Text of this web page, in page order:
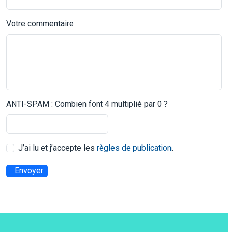
Votre commentaire
ANTI-SPAM : Combien font 4 multiplié par 0 ?
J’ai lu et j’accepte les règles de publication.
Envoyer